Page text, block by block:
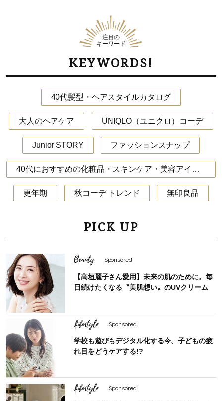
注目の
キーワード
KEYWORDS!
40代髪型・ヘアスタイルカタログ
大人のヘアケア UNIQLO（ユニクロ）コーデ
Junior STORY ファッションスナップ
40代におすすめの化粧品・スキンケア・美容アイテム
更年期 秋コーデ トレンド 無印良品
PICK UP
Beauty Sponsored
【高垣麗子さん愛用】未来の肌のために。毎
日続けたくなる〝美肌想い〟のUVクリーム
Lifestyle Sponsored
学校も遊びもデジタル化する今、子どもの疲
れ目をどうケアする!?
Lifestyle Sponsored